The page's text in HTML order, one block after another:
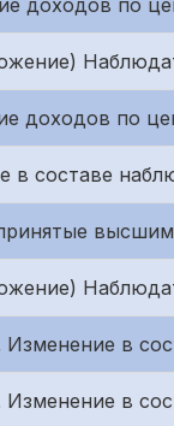
доходов по
доходов по
в составе
в
Изменение в